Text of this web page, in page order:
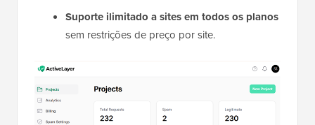
Suporte ilimitado a sites em todos os planos
sem restrições de preço por site.